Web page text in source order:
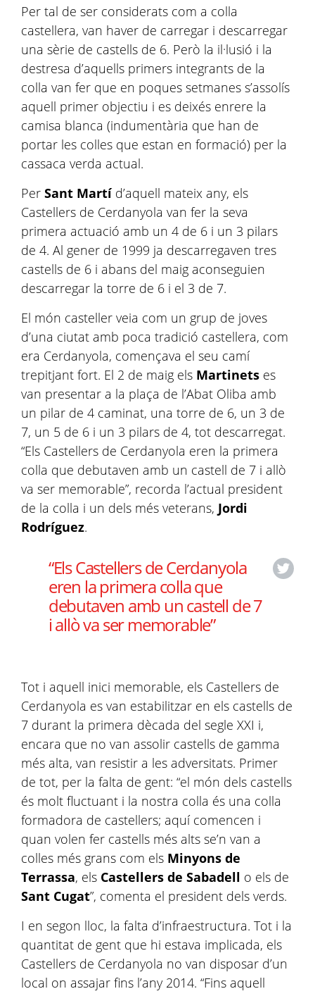
Per tal de ser considerats com a colla
castellera, van haver de carregar i descarregar
una sèrie de castells de 6. Però la il·lusió i la
destresa d’aquells primers integrants de la
colla van fer que en poques setmanes s’assolís
aquell primer objectiu i es deixés enrere la
camisa blanca (indumentària que han de
portar les colles que estan en formació) per la
cassaca verda actual.
Per Sant Martíd’aquell mateix any, els
Castellers de Cerdanyola van fer la seva
primera actuació amb un 4 de 6 i un 3 pilars
de 4. Al gener de 1999 ja descarregaven tres
castells de 6 i abans del maig aconseguien
descarregar la torre de 6 i el 3 de 7.
El món casteller veia com un grup de joves
d’una ciutat amb poca tradició castellera, com
era Cerdanyola, començava el seu camí
trepitjant fort. El 2 de maig els Martinets es
van presentar a la plaça de l’Abat Oliba amb
un pilar de 4 caminat, una torre de 6, un 3 de
7, un 5 de 6 i un 3 pilars de 4, tot descarregat.
“Els Castellers de Cerdanyola eren la primera
colla que debutaven amb un castell de 7 i allò
va ser memorable”, recorda l’actual president
de la colla i un dels més veterans, Jordi
Rodríguez.
“Els Castellers de Cerdanyola
eren la primera colla que
debutaven amb un castell de 7
i allò va ser memorable”
Tot i aquell inici memorable, els Castellers de
Cerdanyola es van estabilitzar en els castells de
7 durant la primera dècada del segle XXI i,
encara que no van assolir castells de gamma
més alta, van resistir a les adversitats. Primer
de tot, per la falta de gent: “el món dels castells
és molt fluctuant i la nostra colla és una colla
formadora de castellers; aquí comencen i
quan volen fer castells més alts se’n van a
colles més grans com els Minyons de
Terrassa, els Castellers de Sabadell o els de
Sant Cugat”, comenta el president dels verds.
I en segon lloc, la falta d’infraestructura. Tot i la
quantitat de gent que hi estava implicada, els
Castellers de Cerdanyola no van disposar d’un
local on assajar fins l’any 2014. “Fins aquell